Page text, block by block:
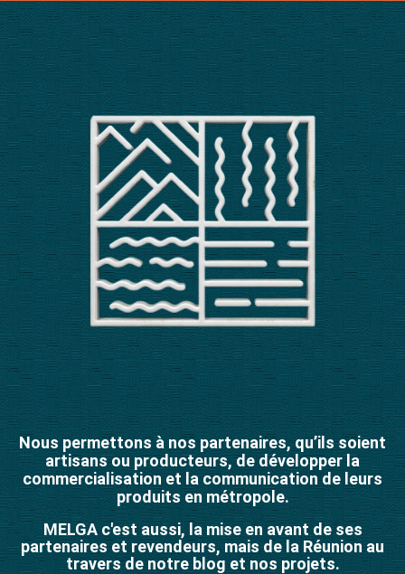
Nous permettons à nos partenaires, qu’ils soient
artisans ou producteurs, de développer la
commercialisation et la communication de leurs
produits en métropole.
MELGA c'est aussi, la mise en avant de ses
partenaires et revendeurs, mais de la Réunion au
travers de notre blog et nos projets.